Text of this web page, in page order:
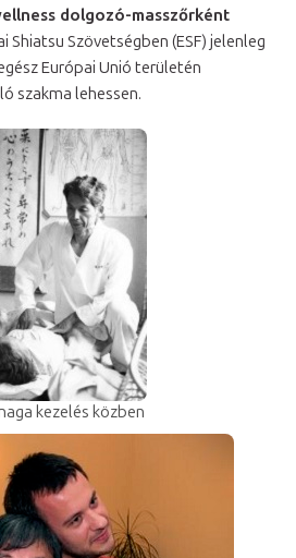
dolgozó-masszőrként
Shiatsu Szövetségben (ESF) jelenleg
Európai Unió területén
szakma lehessen.
kezelés közben